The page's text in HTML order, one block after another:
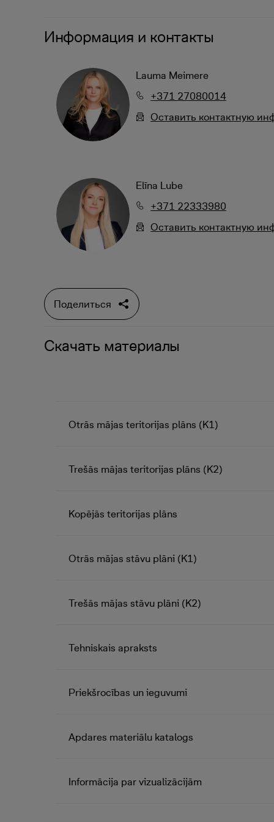
Информация и контакты
Lauma Meimere
+371 27080014
Oставить контактную
Elīna Lube
+371 22333980
Oставить контактную
Поделиться
Скачать материалы
Otrās mājas teritorijas plāns (K1)
Trešās mājas teritorijas plāns (K2)
Kopējās teritorijas plāns
Otrās mājas stāvu plāni (K1)
Trešās mājas stāvu plāni (K2)
Tehniskais apraksts
Priekšrocības un ieguvumi
Apdares materiālu katalogs
Informācija par vizualizācijām